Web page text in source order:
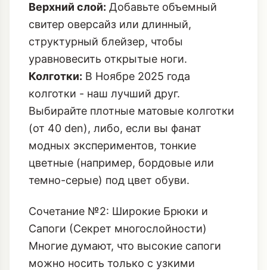
Верхний слой: Добавьте объемный
свитер оверсайз или длинный,
структурный блейзер, чтобы
уравновесить открытые ноги.
Колготки: В Ноябре 2025 года
колготки - наш лучший друг.
Выбирайте плотные матовые колготки
(от 40 den), либо, если вы фанат
модных экспериментов, тонкие
цветные (например, бордовые или
темно-серые) под цвет обуви.
Сочетание №2: Широкие Брюки и
Сапоги (Секрет многослойности)
Многие думают, что высокие сапоги
можно носить только с узкими